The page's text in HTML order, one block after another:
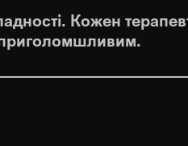
Кожен
приголомшливим.